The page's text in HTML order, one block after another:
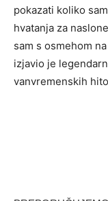
pokazati koliko
hvatanja za
sam s osmehom
izjavio je
vanvremenskih